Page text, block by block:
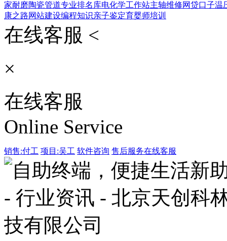
家耐磨陶瓷管道专业排名库电化学工作站主轴维修网贷口子温
康之路网站建设编程知识亲子鉴定育婴师培训
在线客服 <
×
在线客服
Online Service
销售:付工 项目:吴工 软件咨询 售后服务在线客服